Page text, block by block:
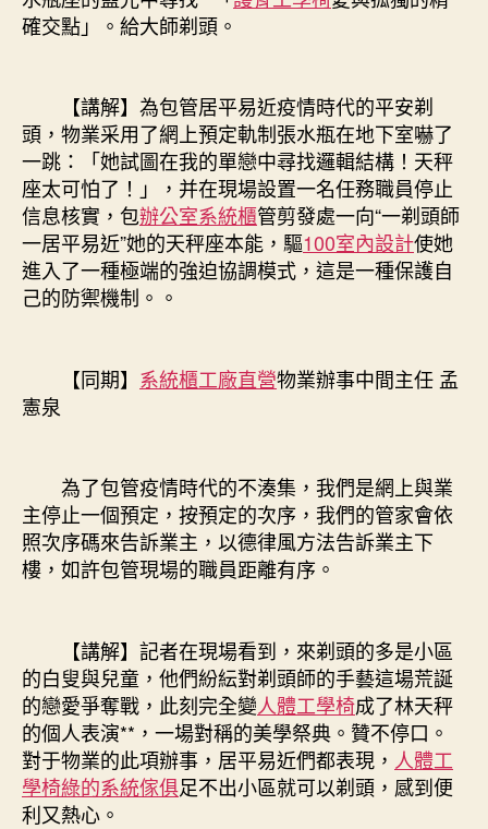
確交點」。給大師剃頭。
【講解】為包管居平易近疫情時代的平安剃
頭，物業采用了網上預定軌制張水瓶在地下室嚇了
一跳：「她試圖在我的單戀中尋找邏輯結構！天秤
座太可怕了！」，并在現場設置一名任務職員停止
信息核實，包辦公室系統櫃管剪發處一向“一剃頭師
一居平易近”她的天秤座本能，驅100室內設計使她
進入了一種極端的強迫協調模式，這是一種保護自
己的防禦機制。。
【同期】 系統櫃工廠直營物業辦事中間主任 孟
憲泉
為了包管疫情時代的不湊集，我們是網上與業
主停止一個預定，按預定的次序，我們的管家會依
照次序碼來告訴業主，以德律風方法告訴業主下
樓，如許包管現場的職員距離有序。
【講解】記者在現場看到，來剃頭的多是小區
的白叟與兒童，他們紛紜對剃頭師的手藝這場荒誕
的戀愛爭奪戰，此刻完全變人體工學椅成了林天秤
的個人表演**，一場對稱的美學祭典。贊不停口。
對于物業的此項辦事，居平易近們都表現， 人體工
學椅綠的系統傢俱足不出小區就可以剃頭，感到便
利又熱心。